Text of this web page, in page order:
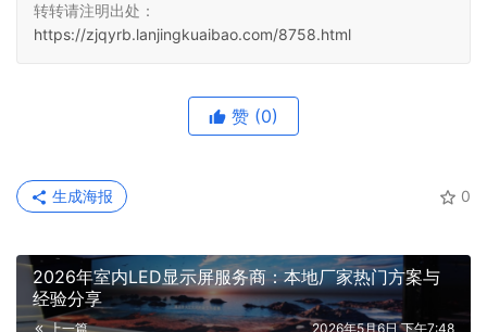
转转请注明出处：
https://zjqyrb.lanjingkuaibao.com/8758.html
赞 (0)
0
生成海报
2026年室内LED显示屏服务商：本地厂家热门方案与
经验分享
上一篇 2026年5月6日 下午7:48